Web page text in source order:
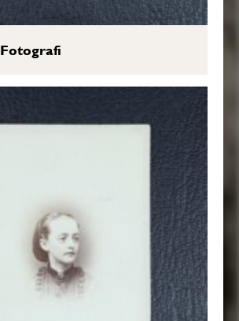
Fotografi